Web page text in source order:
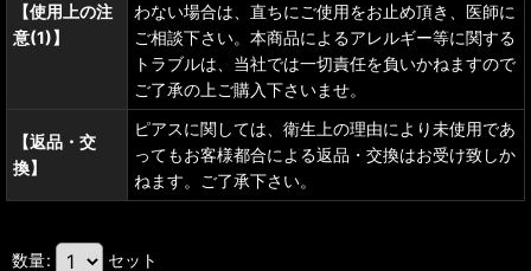
【使用上の注
意(1)】
わない場合は、直ちにご使用をお止め頂き、医師に
ご相談下さい。本商品によるアレルギー等に関する
トラブルは、当社では一切責任を負いかねますので
ご了承の上ご購入下さいませ。
【返品・交
換】
ピアスに関しては、衛生上の理由により未使用であ
ってもお客様都合による返品・交換はお受け致しか
ねます。ご了承下さい。
数量: セット